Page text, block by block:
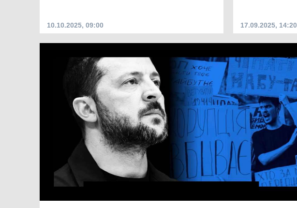
10.10.2025, 09:00 17.09.2025, 14:20